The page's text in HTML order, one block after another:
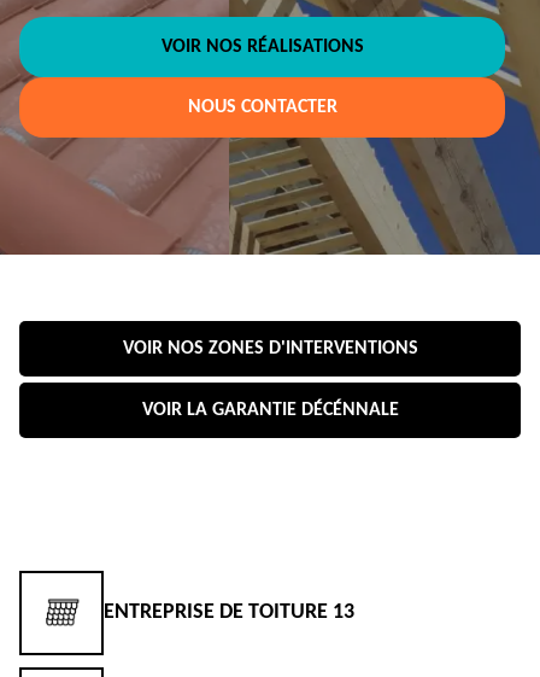
VOIR NOS RÉALISATIONS
NOUS CONTACTER
VOIR NOS ZONES D'INTERVENTIONS
VOIR LA GARANTIE DÉCÉNNALE
ENTREPRISE DE TOITURE 13